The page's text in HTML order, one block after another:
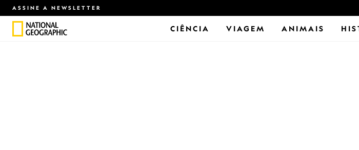
ASSINE A NEWSLETTER
CIÊNCIA VIAGEM ANIMAIS